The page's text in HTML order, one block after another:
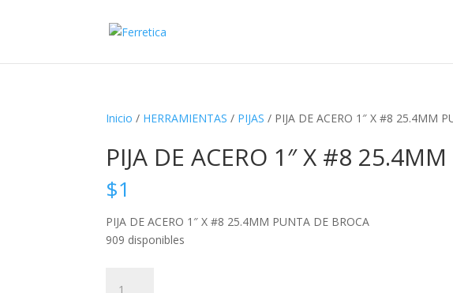
Inicio / HERRAMIENTAS / PIJAS / PIJA DE ACERO 1″ X #8 25.4MM
PIJA DE ACERO 1″ X #8
$1
PIJA DE ACERO 1″ X #8 25.4MM PUNTA DE BROCA
909 disponibles